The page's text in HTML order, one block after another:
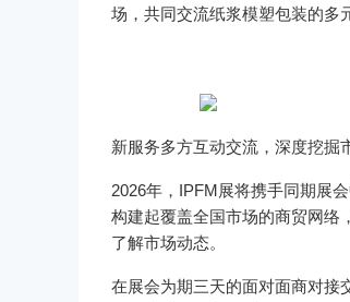
场，共同交流纸浆模塑包装的多
新服务多方互动交流，深度挖掘
2026年，IPFM展将携手同期展
构建起覆盖全国市场的商贸网络
了解市场动态。
在展会为期三天的面对面商对接